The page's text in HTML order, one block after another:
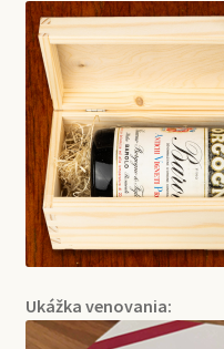
Ukážka venovania: